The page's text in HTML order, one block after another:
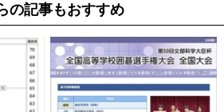
の記事もおすすめ